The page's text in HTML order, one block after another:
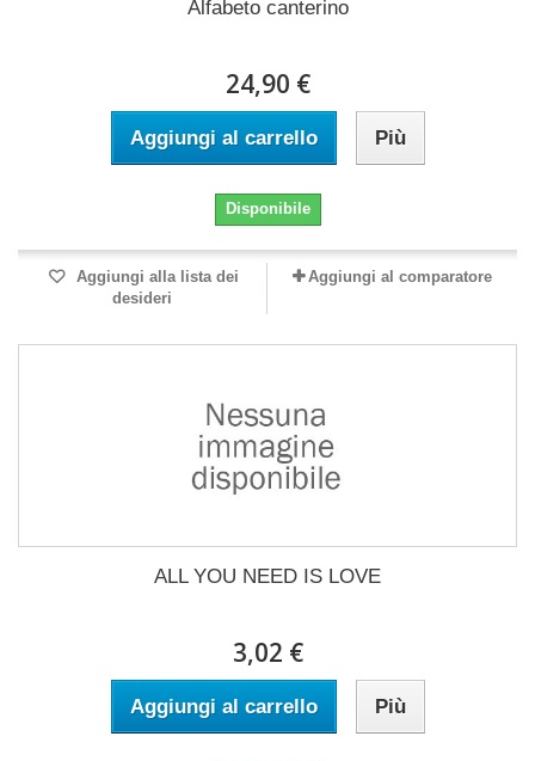
Alfabeto canterino
24,90 €
Aggiungi al carrello Più
Disponibile
Aggiungi alla lista dei
desideri
Aggiungi al comparatore
ALL YOU NEED IS LOVE
3,02 €
Aggiungi al carrello Più